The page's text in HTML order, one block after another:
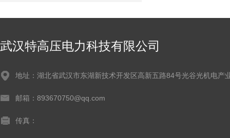
武汉特高压电力科技有限公司
地址：湖北省武汉市东湖新技术开发区高新五路84号光谷光机电产
邮箱：893670750@qq.com
传真：